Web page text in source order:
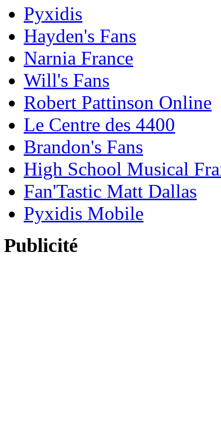
Pyxidis
Hayden's Fans
Narnia France
Will's Fans
Robert Pattinson Online
Le Centre des 4400
Brandon's Fans
High School Musical
Fan'Tastic Matt Dallas
Pyxidis Mobile
Publicité